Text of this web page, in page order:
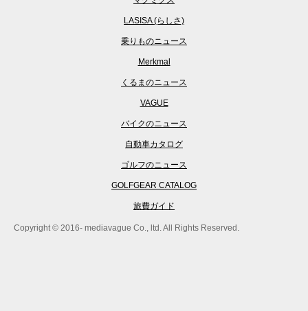
LASISA (らしさ)
乗りものニュース
Merkmal
くるまのニュース
VAGUE
バイクのニュース
自動車カタログ
ゴルフのニュース
GOLFGEAR CATALOG
旅費ガイド
Copyright © 2016- mediavague Co., ltd. All Rights Reserved.